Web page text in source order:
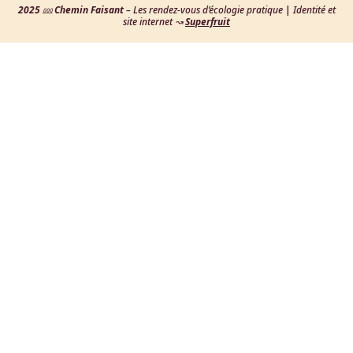
2025⅏Chemin Faisant– Les rendez-vous d’écologie pratique | Identité et
site internet↝Superfruit